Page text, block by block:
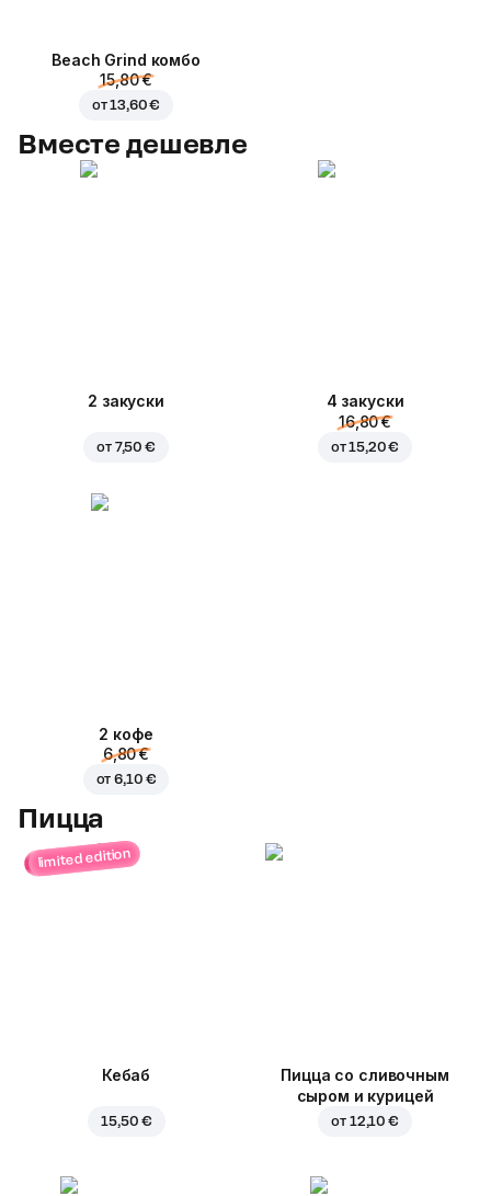
Beach Grind комбо
15,80 €
от13,60 €
Вместе дешевле
2 закуски
от 7,50 €
4 закуски
16,80 €
от15,20 €
2 кофе
6,80 €
от6,10 €
Пицца
limited edition
Кебаб
15,50 €
Пицца со сливочным
сыром и курицей
от 12,10 €